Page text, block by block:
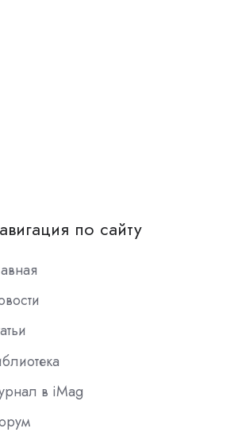
по сайту
в iMag